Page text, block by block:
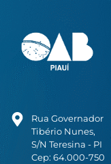
Rua Governador
Tibério Nunes,
S/N Teresina - PI
Cep: 64.000-750